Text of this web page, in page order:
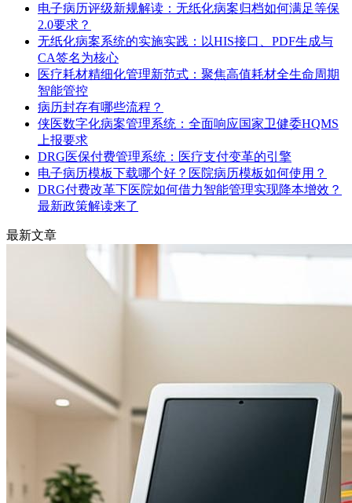
电子病历评级新规解读：无纸化病案归档如何满足等保
2.0要求？
无纸化病案系统的实施实践：以HIS接口、PDF生成与
CA签名为核心
医疗耗材精细化管理新范式：聚焦高值耗材全生命周期
智能管控
病历封存有哪些流程？
侠医数字化病案管理系统：全面响应国家卫健委HQMS
上报要求
DRG医保付费管理系统：医疗支付变革的引擎
电子病历模板下载哪个好？医院病历模板如何使用？
DRG付费改革下医院如何借力智能管理实现降本增效？
最新政策解读来了
最新文章